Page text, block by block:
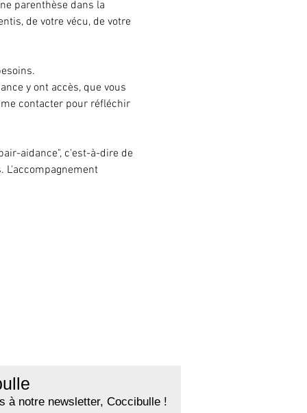
parenthèse dans la
de votre vécu, de votre
y ont accès, que vous
me contacter pour réfléchir
aidance", c'est-à-dire de
L'accompagnement
à notre newsletter, Coccibulle !